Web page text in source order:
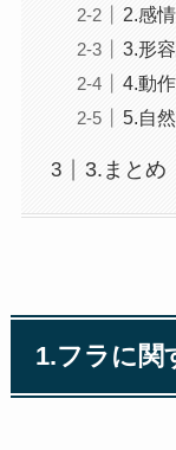
2.感
3.形
4.動
5.自
3.まとめ
1.フラに関